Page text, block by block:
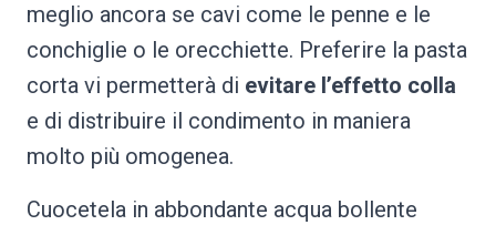
meglio ancora se cavi come le penne e le
conchiglie o le orecchiette. Preferire la pasta
corta vi permetterà di evitare l’effetto colla
e di distribuire il condimento in maniera
molto più omogenea.
Cuocetela in abbondante acqua bollente